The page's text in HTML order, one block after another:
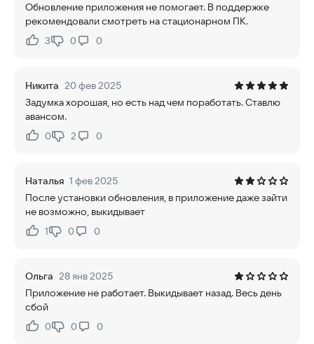
Обновление приложения не помогает. В поддержке
рекомендовали смотреть на стационарном ПК.
Нравится:
3Не нравится:
0 0
Никита 20 фев 2025
Задумка хорошая, но есть над чем поработать. Ставлю
авансом.
Нравится:
0Не нравится:
2 0
Наталья 1 фев 2025
После установки обновления, в приложение даже зайти
не возможно, выкидывает
Нравится:
1Не нравится:
0 0
Ольга 28 янв 2025
Приложение не работает. Выкидывает назад. Весь день
сбой
Нравится:
0Не нравится:
0 0